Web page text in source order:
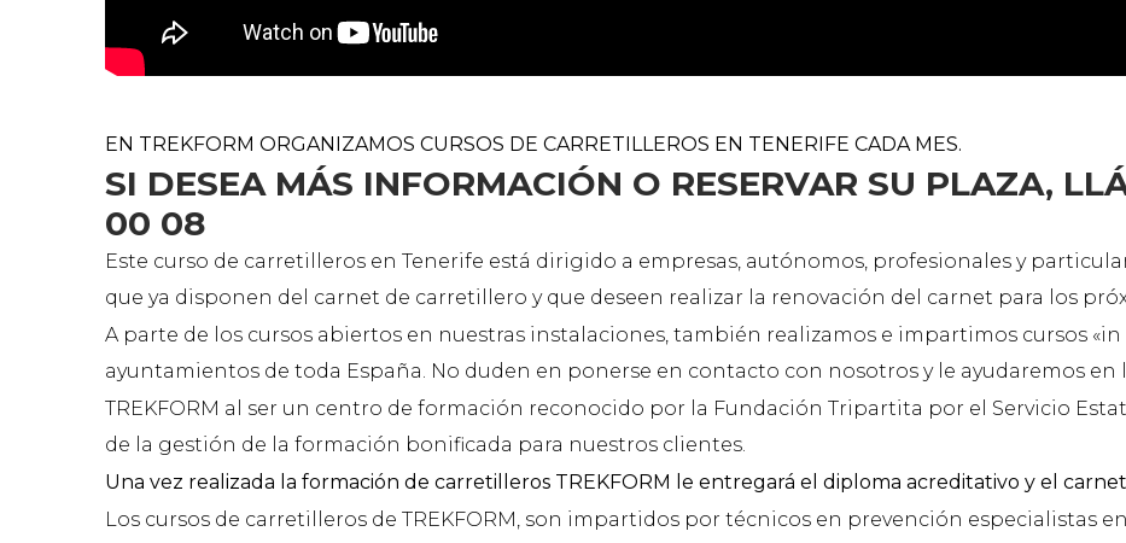
EN TREKFORM ORGANIZAMOS CURSOS DE CARRETILLEROS EN TENERIFE CADA MES.
SI DESEA MÁS INFORMACIÓN O RESERVAR SU PLAZA,
00 08
Este curso de carretilleros en Tenerife está dirigido a empresas, autónomos, profesionales y
que ya disponen del carnet de carretillero y que deseen realizar la renovación del carnet para los
A parte de los cursos abiertos en nuestras instalaciones, también realizamos e impartimos cursos
ayuntamientos de toda España. No duden en ponerse en contacto con nosotros y le ayudaremos
TREKFORM al ser un centro de formación reconocido por la Fundación Tripartita por el Servicio
de la gestión de la formación bonificada para nuestros clientes.
Una vez realizada la formación de carretilleros TREKFORM le entregará el diploma acreditativo y el
Los cursos de carretilleros de TREKFORM, son impartidos por técnicos en prevención especialistas